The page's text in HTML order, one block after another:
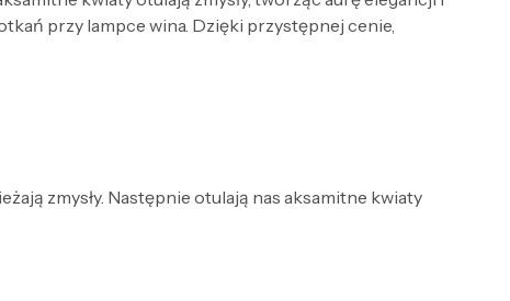
przy lampce wina. Dzięki przystępnej cenie,
zmysły. Następnie otulają nas aksamitne kwiaty